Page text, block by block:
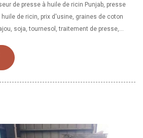
de presse à huile de ricin Punjab, presse
de ricin, prix d'usine, graines de coton
soja, tournesol, traitement de presse,
minimale)